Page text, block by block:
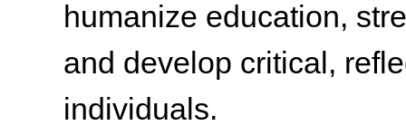
humanize education,
and develop critical,
individuals.